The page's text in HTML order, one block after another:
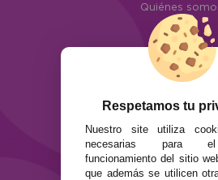
Quiénes
Info
ATENCIÓN AL
Envíos y
Preguntas
Contacto
SEGURIDAD Y
Respetamos tu
Nuestro site utiliza
necesarias para
funcionamiento del sitio
que además se utilicen